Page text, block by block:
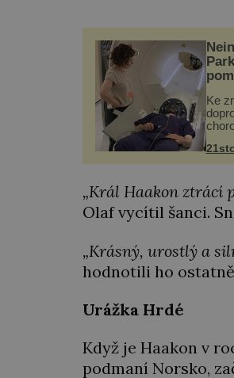
Ke
„Král Haakon ztrácí
Olaf vycítil šanci.
„Krásný, urostlý a
hodnotili ho
Urážka Hrdé
Když je Haakon v
podmaní Norsko,